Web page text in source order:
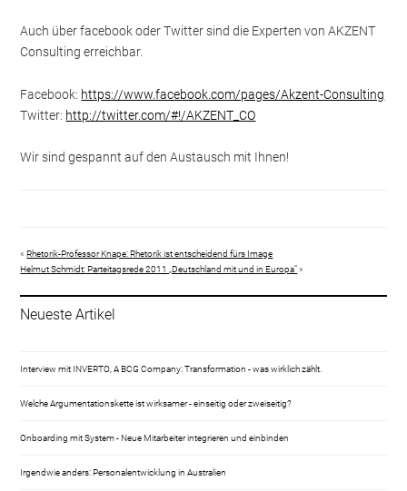
Auch über facebook oder Twitter sind die Experten von AKZENT
Consulting erreichbar.
Facebook: https://www.facebook.com/pages/Akzent-Consulting
Twitter: http://twitter.com/#!/AKZENT_CO
Wir sind gespannt auf den Austausch mit Ihnen!
«Rhetorik-Professor Knape: Rhetorik ist entscheidend fürs Image
Helmut Schmidt: Parteitagsrede 2011 „Deutschland mit und in Europa“»
Neueste Artikel
Interview mit INVERTO, A BCG Company: Transformation - was wirklich zählt.
Welche Argumentationskette ist wirksamer - einseitig oder zweiseitig?
Onboarding mit System - Neue Mitarbeiter integrieren und einbinden
Irgendwie anders: Personalentwicklung in Australien